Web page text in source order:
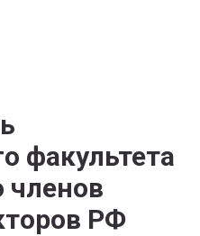
факультета
членов
РФ